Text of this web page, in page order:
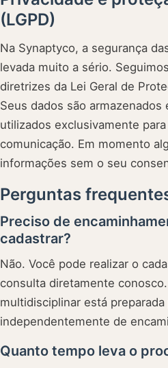
(LGPD)
Na Synaptyco, a segurança
levada muito a sério.
diretrizes da Lei Geral de
Seus dados são
utilizados exclusivamente
comunicação. Em momento
informações sem o seu
Perguntas
Preciso de
cadastrar?
Não. Você pode realizar o
consulta diretamente
multidisciplinar está
independentemente de
Quanto tempo leva o